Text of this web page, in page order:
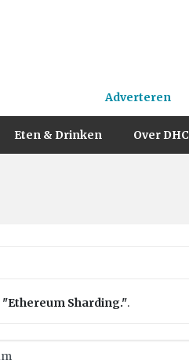
Adverteren
Eten & Drinken Over DHC
"Ethereum Sharding.".